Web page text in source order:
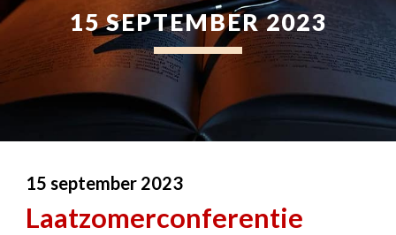
15 SEPTEMBER 2023
15 september 2023
Laatzomerconferentie